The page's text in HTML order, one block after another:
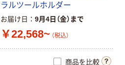
ラ ルツールホルダー
お届け日 9月4日（金）まで
￥22,568~ （税込）
商品を比較